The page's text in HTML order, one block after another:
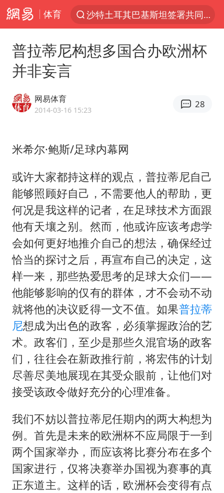
体育
沙特土耳其巴基斯坦签署共同防务协议
泉州市委书记张毅恭被查
上海：台风白海豚或将带来龙卷风
中国女篮70-67险胜尼日利亚女篮
U17国足点球大战淘汰河床晋级决赛
国防部：中国军队坚决反制任何闹海挑衅图谋
我国外贸延续良好增长态势
“新疆阿勒泰八月能滑雪”不实
胡彦斌韩磊 谁帮谁
胡彦斌获《歌手2026》歌王
秋天的第一杯奶茶到底有多火
夯实基础开新局
普拉蒂尼构想多国合办欧洲杯
并非妄言
网易体育
2014-03-16 15:23
28
米希尔·鲍斯/足球内幕网
或许大家都持这样的观点，普拉蒂尼自己
能够照顾好自己，不需要他人的帮助，更
何况是我这样的记者，在足球技术方面跟
他有天壤之别。然而，他或许应该考虑学
会如何更好地推介自己的想法，确保经过
恰当的探讨之后，再宣布自己的决定，这
样一来，那些热爱思考的足球大众们——
他能够影响的仅有的群体，才不会动不动
就将他的决议贬得一文不值。如果普拉蒂
尼想成为出色的政客，必须掌握政治的艺
术。政客们，至少是那些久混官场的政客
们，往往会在新政推行前，将宏伟的计划
尽善尽美地展现在其受众眼前，让他们对
接受该政令做好充分的心理准备。
我们不妨以普拉蒂尼任期内的两大构想为
例。首先是未来的欧洲杯不应局限于一到
两个国家举办，而应该将比赛分布在多个
国家进行，仅将决赛举办国视为赛事的真
正东道主。这样的话，欧洲杯会变得有点